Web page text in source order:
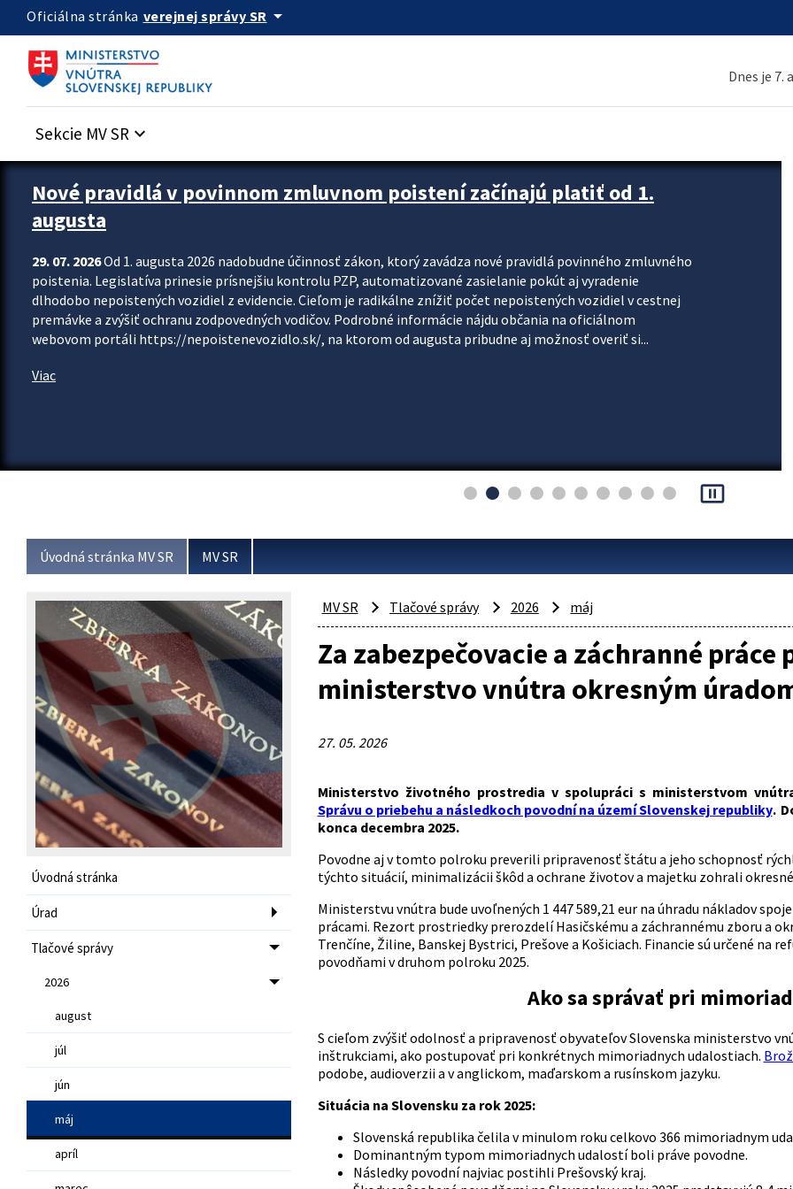
Preskocit na hlavný obsah
Oficiálna stránka verejnej správy SR arrow_drop_down
Dnes je 7.
Sekcie MV SR keyboard_arrow_down
Zastavit automatický posun upútavok
Nové pravidlá v povinnom zmluvnom poistení začínajú platiť od 1.
augusta
29. 07. 2026Od 1. augusta 2026 nadobudne účinnosť zákon, ktorý zavádza nové pravidlá povinného zmluvného
poistenia. Legislatíva prinesie prísnejšiu kontrolu PZP, automatizované zasielanie pokút aj vyradenie
dlhodobo nepoistených vozidiel z evidencie. Cieľom je radikálne znížiť počet nepoistených vozidiel v cestnej
premávke a zvýšiť ochranu zodpovedných vodičov. Podrobné informácie nájdu občania na oficiálnom
webovom portáli https://nepoistenevozidlo.sk/, na ktorom od augusta pribudne aj možnosť overiť si...
Viac
pause_presentation
Úvodná stránka MV SR MV SR
Úvodná stránka
Úrad
Tlačové správy
2026
august
júl
jún
máj
apríl
MV SR Tlačové správy 2026 máj
Za zabezpečovacie a záchranné
ministerstvo vnútra okresným
27. 05. 2026
Ministerstvo životného prostredia v spolupráci s ministerstvom
Správu o priebehu a následkoch povodní na území Slovenskej republiky.
konca decembra 2025.
Povodne aj v tomto polroku preverili pripravenosť štátu a jeho schopnosť
týchto situácií, minimalizácii škôd a ochrane životov a majetku zohrali okresné
Ministerstvu vnútra bude uvoľnených 1 447 589,21 eur na úhradu nákladov
prácami. Rezort prostriedky prerozdelí Hasičskému a záchrannému zboru a
Trenčíne, Žiline, Banskej Bystrici, Prešove a Košiciach. Financie sú určené na
povodňami v druhom polroku 2025.
Ako sa správať pri
S cieľom zvýšiť odolnosť a pripravenosť obyvateľov Slovenska ministerstvo
inštrukciami, ako postupovať pri konkrétnych mimoriadnych udalostiach.
podobe, audioverzii a v anglickom, maďarskom a rusínskom jazyku.
Situácia na Slovensku za rok 2025:
Slovenská republika čelila v minulom roku celkovo 366 mimoriadnym
Dominantným typom mimoriadnych udalostí boli práve povodne.
Následky povodní najviac postihli Prešovský kraj.